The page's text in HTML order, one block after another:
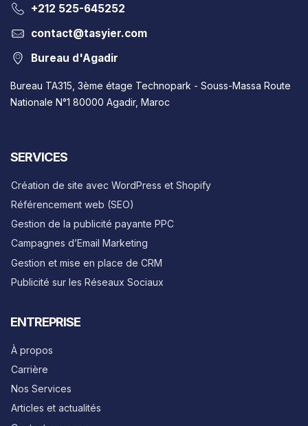
‎+212 525-645252
contact@tasyier.com
Bureau d'Agadir
Bureau TA315, 3ème étage Technopark - Souss-Massa Route
Nationale N°1 80000 Agadir, Maroc
SERVICES
Création de site avec WordPress et Shopify
Référencement web (SEO)
Gestion de la publicité payante PPC
Campagnes d’Email Marketing
Gestion et mise en place de CRM
Publicité sur les Réseaux Sociaux
ENTREPRISE
À propos
Carrière
Nos Services
Articles et actualités